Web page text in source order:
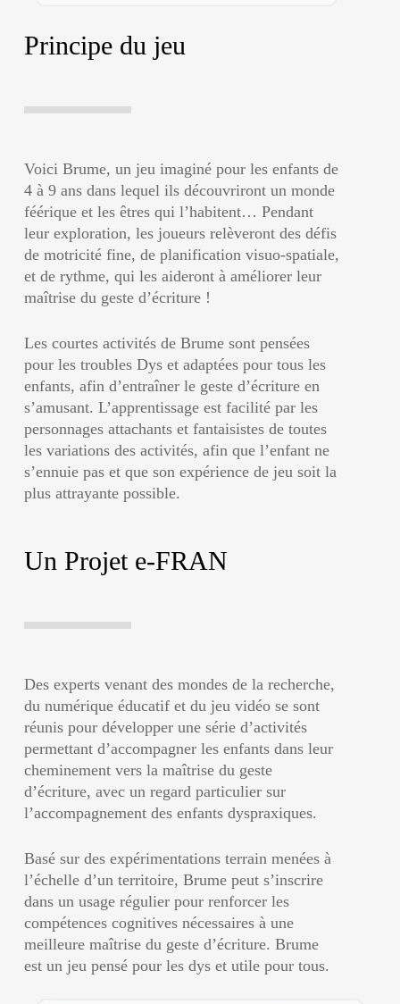
Principe du jeu
Voici Brume, un jeu imaginé pour les enfants de
4 à 9 ans dans lequel ils découvriront un monde
féérique et les êtres qui l’habitent… Pendant
leur exploration, les joueurs relèveront des défis
de motricité fine, de planification visuo-spatiale,
et de rythme, qui les aideront à améliorer leur
maîtrise du geste d’écriture !
Les courtes activités de Brume sont pensées
pour les troubles Dys et adaptées pour tous les
enfants, afin d’entraîner le geste d’écriture en
s’amusant. L’apprentissage est facilité par les
personnages attachants et fantaisistes de toutes
les variations des activités, afin que l’enfant ne
s’ennuie pas et que son expérience de jeu soit la
plus attrayante possible.
Un Projet e-FRAN
Des experts venant des mondes de la recherche,
du numérique éducatif et du jeu vidéo se sont
réunis pour développer une série d’activités
permettant d’accompagner les enfants dans leur
cheminement vers la maîtrise du geste
d’écriture, avec un regard particulier sur
l’accompagnement des enfants dyspraxiques.
Basé sur des expérimentations terrain menées à
l’échelle d’un territoire, Brume peut s’inscrire
dans un usage régulier pour renforcer les
compétences cognitives nécessaires à une
meilleure maîtrise du geste d’écriture. Brume
est un jeu pensé pour les dys et utile pour tous.